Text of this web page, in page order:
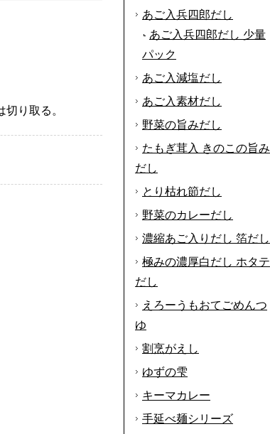
り取る。
あご入兵四郎だし
あご入兵四郎だし 少量
パック
あご入減塩だし
あご入素材だし
野菜の旨みだし
たもぎ茸入 きのこの旨み
だし
とり枯れ節だし
野菜のカレーだし
濃縮あご入りだし 箔だし
極みの濃厚白だし ホタテ
だし
えろーうもおてごめんつ
ゆ
割烹がえし
ゆずの雫
キーマカレー
手延べ麺シリーズ